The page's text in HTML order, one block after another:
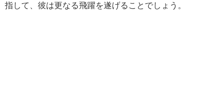
指して、彼は更なる飛躍を遂げることでしょう。